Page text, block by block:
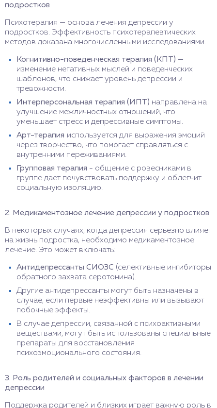
подростков
Психотерапия — основа лечения депрессии у
подростков. Эффективность психотерапевтических
методов доказана многочисленными исследованиями.
Когнитивно-поведенческая терапия (КПТ) —
изменение негативных мыслей и поведенческих
шаблонов, что снижает уровень депрессии и
тревожности.
Интерперсональная терапия (ИПТ) направлена на
улучшение межличностных отношений, что
уменьшает стресс и депрессивные симптомы.
Арт-терапия используется для выражения эмоций
через творчество, что помогает справляться с
внутренними переживаниями.
Групповая терапия - общение с ровесниками в
группе дает почувствовать поддержку и облегчит
социальную изоляцию.
2. Медикаментозное лечение депрессии у подростков
В некоторых случаях, когда депрессия серьезно влияет
на жизнь подростка, необходимо медикаментозное
лечение. Это может включать:
Антидепрессанты СИОЗС (селективные ингибиторы
обратного захвата серотонина).
Другие антидепрессанты могут быть назначены в
случае, если первые неэффективны или вызывают
побочные эффекты.
В случае депрессии, связанной с психоактивными
веществами, могут быть использованы специальные
препараты для восстановления
психоэмоционального состояния.
3. Роль родителей и социальных факторов в лечении
депрессии
Поддержка родителей и близких играет важную роль в